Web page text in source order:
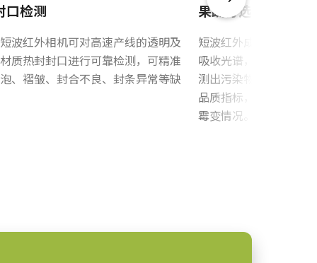
口检测
波红外相机可对高速产线的透明及
质热封封口进行可靠检测，可精准
、褶皱、封合不良、封条异常等缺
果蔬分选与分级
短波红外成像利用特征
吸收光谱，可评估材料
测出污染物、异物杂质
品质指标，如磕碰损伤
霉变情况。